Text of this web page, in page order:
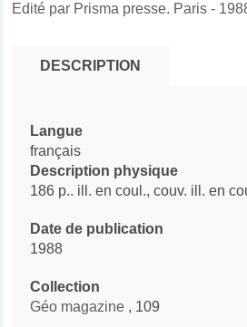
Edité par Prisma presse. Paris -
DESCRIPTION
Langue
français
Description physique
186 p.. ill. en coul., couv. ill. en
Date de publication
1988
Collection
Géo magazine , 109